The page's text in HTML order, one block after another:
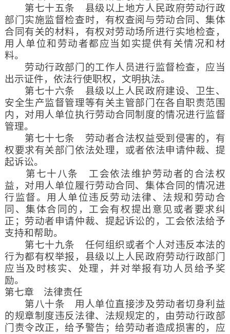
第七十五条 县级以上地方人民政府劳动行政
部门实施监督检查时，有权查阅与劳动合同、集体
合同有关的材料，有权对劳动场所进行实地检查，
用人单位和劳动者都应当如实提供有关情况和材
料。
劳动行政部门的工作人员进行监督检查，应当
出示证件，依法行使职权，文明执法。
第七十六条 县级以上人民政府建设、卫生、
安全生产监督管理等有关主管部门在各自职责范围
内，对用人单位执行劳动合同制度的情况进行监督
管理。
第七十七条 劳动者合法权益受到侵害的，有
权要求有关部门依法处理，或者依法申请仲裁、提
起诉讼。
第七十八条 工会依法维护劳动者的合法权
益，对用人单位履行劳动合同、集体合同的情况进
行监督。用人单位违反劳动法律、法规和劳动合
同、集体合同的，工会有权提出意见或者要求纠
正；劳动者申请仲裁、提起诉讼的，工会依法给予
支持和帮助。
第七十九条 任何组织或者个人对违反本法的
行为都有权举报，县级以上人民政府劳动行政部门
应当及时核实、处理，并对举报有功人员给予奖
励。
第七章 法律责任
第八十条 用人单位直接涉及劳动者切身利益
的规章制度违反法律、法规规定的，由劳动行政部
门责令改正，给予警告；给劳动者造成损害的，应